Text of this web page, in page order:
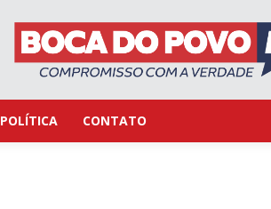
POLÍTICA CONTATO